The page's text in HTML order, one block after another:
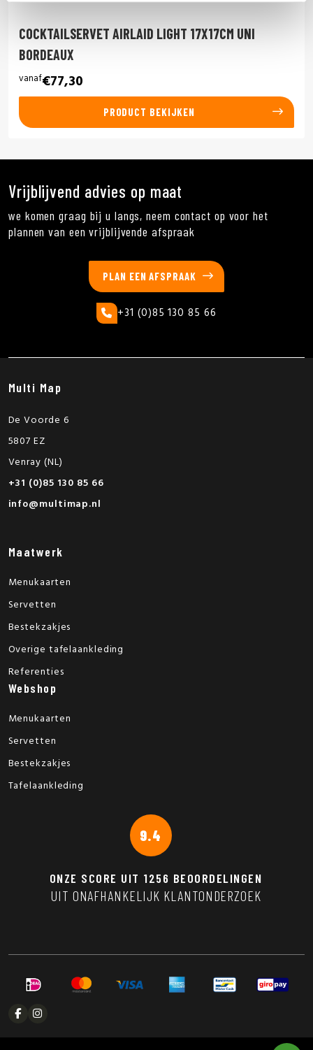
COCKTAILSERVET AIRLAID LIGHT 17X17CM UNI
BORDEAUX
vanaf€77,30
PRODUCT BEKIJKEN
Vrijblijvend advies op maat
we komen graag bij u langs, neem contact op voor het
plannen van een vrijblijvende afspraak
PLAN EEN AFSPRAAK
+31 (0)85 130 85 66
Multi Map
De Voorde 6
5807 EZ
Venray (NL)
+31 (0)85 130 85 66
info@multimap.nl
Maatwerk
Menukaarten
Servetten
Bestekzakjes
Overige tafelaankleding
Referenties
Webshop
Menukaarten
Servetten
Bestekzakjes
Tafelaankleding
9.4
ONZE SCORE UIT 1256 BEOORDELINGEN
UIT ONAFHANKELIJK KLANTONDERZOEK